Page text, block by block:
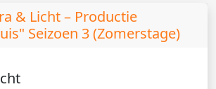
& Licht – Productie
Seizoen 3 (Zomerstage)